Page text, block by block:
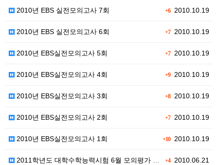
+62010.10.19
2010년 EBS 실전모의고사 7회
+72010.10.19
2010년 EBS 실전모의고사 6회
+72010.10.19
2010년 EBS실전모의고사 5회
+92010.10.19
2010년 EBS실전모의고사 4회
+82010.10.19
2010년 EBS실전모의고사 3회
+72010.10.19
2010년 EBS실전모의고사 2회
+102010.10.19
2010년 EBS실전모의고사 1회
+42010.06.21
2011학년도 대학수학능력시험 6월 모의평가 제2외국어…